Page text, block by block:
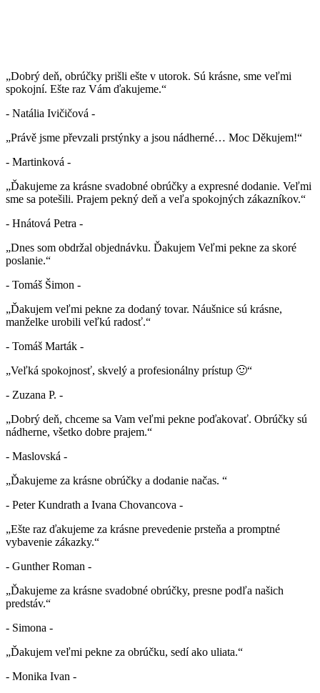
„Dobrý deň, obrúčky prišli ešte v utorok. Sú krásne, sme veľmi
spokojní. Ešte raz Vám ďakujeme.“
- Natália Ivičičová -
„Právě jsme převzali prstýnky a jsou nádherné… Moc Děkujem!“
- Martinková -
„Ďakujeme za krásne svadobné obrúčky a expresné dodanie. Veľmi
sme sa potešili. Prajem pekný deň a veľa spokojných zákazníkov.“
- Hnátová Petra -
„Dnes som obdržal objednávku. Ďakujem Veľmi pekne za skoré
poslanie.“
- Tomáš Šimon -
„Ďakujem veľmi pekne za dodaný tovar. Náušnice sú krásne,
manželke urobili veľkú radosť.“
- Tomáš Marták -
„Veľká spokojnosť, skvelý a profesionálny prístup 🙂“
- Zuzana P. -
„Dobrý deň, chceme sa Vam veľmi pekne poďakovať. Obrúčky sú
nádherne, všetko dobre prajem.“
- Maslovská -
„Ďakujeme za krásne obrúčky a dodanie načas. “
- Peter Kundrath a Ivana Chovancova -
„Ešte raz ďakujeme za krásne prevedenie prsteňa a promptné
vybavenie zákazky.“
- Gunther Roman -
„Ďakujeme za krásne svadobné obrúčky, presne podľa našich
predstáv.“
- Simona -
„Ďakujem veľmi pekne za obrúčku, sedí ako uliata.“
- Monika Ivan -